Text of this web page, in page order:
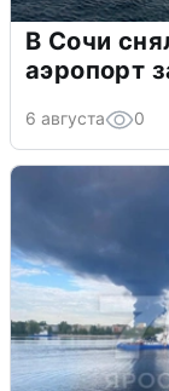
В Сочи
аэропорт
6 августа 0